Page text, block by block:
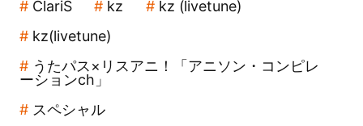
ClariS kz
kz (livetune)
kz(livetune)
うたパス×リスアニ！「アニソン・コンピレ
ーションch」
スペシャル